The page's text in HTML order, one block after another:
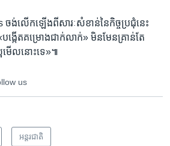
ង់​លើក​ឡើង​ពី​សារៈសំខាន់​នៃ​កិច្ច​ប្រជុំ​នេះ
ង្កើត​គម្រោង​ជាក់លាក់» មិន​មែន​គ្រាន់តែ
អ​មើល​នោះ​ទេ»៕
us
អន្តរជាតិ